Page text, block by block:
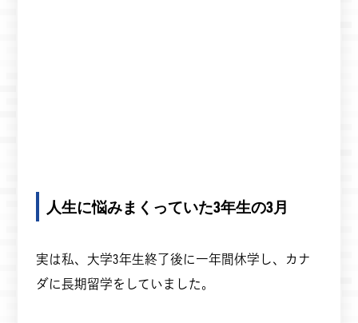
人生に悩みまくっていた3年生の3月
実は私、大学3年生終了後に一年間休学し、カナ
ダに長期留学をしていました。